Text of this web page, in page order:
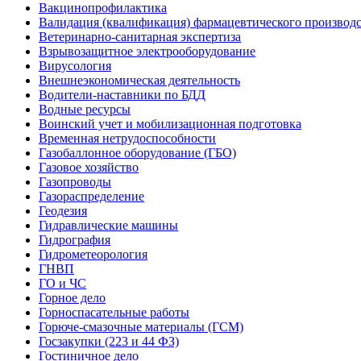
Вакцинопрофилактика
Валидация (квалификация) фармацевтического
Ветеринарно-санитарная экспертиза
Взрывозащитное электрооборудование
Вирусология
Внешнеэкономическая деятельность
Водители-наставники по БДД
Водные ресурсы
Воинский учет и мобилизационная подготовка
Временная нетрудоспособности
Газобаллонное оборудование (ГБО)
Газовое хозяйство
Газопроводы
Газораспределение
Геодезия
Гидравлические машины
Гидрография
Гидрометеорология
ГНВП
ГО и ЧС
Горное дело
Горноспасательные работы
Горюче-смазочные материалы (ГСМ)
Госзакупки (223 и 44 ФЗ)
Гостиничное дело